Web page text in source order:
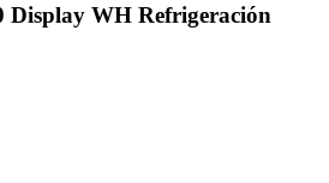
Display WH Refrigeración